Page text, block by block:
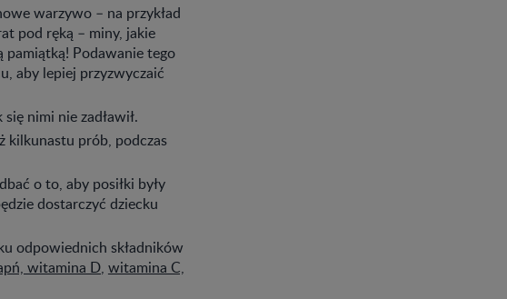
warzywo – na przykład
pod ręką – miny, jakie
pamiątką! Podawanie tego
aby lepiej przyzwyczaić
nimi nie zadławił.
kilkunastu prób, podczas
o to, aby posiłki były
dostarczyć dziecku
odpowiednich składników
witamina D, witamina C,